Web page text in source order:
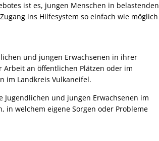
ist es, jungen Menschen in belastenden
ins Hilfesystem so einfach wie möglich
und jungen Erwachsenen in ihrer
an öffentlichen Plätzen oder im
im Landkreis Vulkaneifel.
und jungen Erwachsenen im
in welchem eigene Sorgen oder Probleme